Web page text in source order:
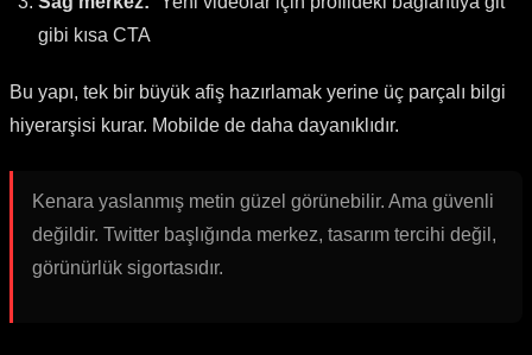
gibi kısa CTA
Bu yapı, tek bir büyük afiş hazırlamak yerine üç parçalı bilgi
hiyerarşisi kurar. Mobilde de daha dayanıklıdır.
Kenara yaslanmış metin güzel görünebilir. Ama güvenli
değildir. Twitter başlığında merkez, tasarım tercihi değil,
görünürlük sigortasıdır.